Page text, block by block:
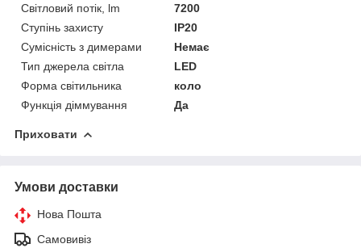
Світловий потік, lm
7200
Ступінь захисту
IP20
Сумісність з димерами
Немає
Тип джерела світла
LED
Форма світильника
коло
Функція діммування
Да
Приховати
Умови доставки
Нова Пошта
Самовивіз